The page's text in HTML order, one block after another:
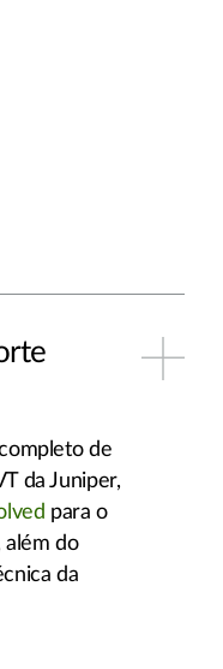
de
da Juniper,
para o
além do
da